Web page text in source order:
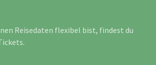
Reisedaten flexibel bist, findest du